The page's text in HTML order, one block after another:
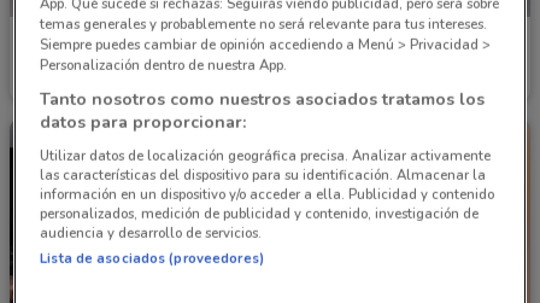
GNC GNC
temas generales y probablemente no será relevante para tus intereses.
Siempre puedes cambiar de opinión accediendo a Menú > Privacidad >
Personalización dentro de nuestra App.
Tanto nosotros como nuestros asociados tratamos los
datos para proporcionar:
Utilizar datos de localización geográfica precisa. Analizar activamente
las características del dispositivo para su identificación. Almacenar la
información en un dispositivo y/o acceder a ella. Publicidad y contenido
personalizados, medición de publicidad y contenido, investigación de
audiencia y desarrollo de servicios.
Lista de asociados (proveedores)